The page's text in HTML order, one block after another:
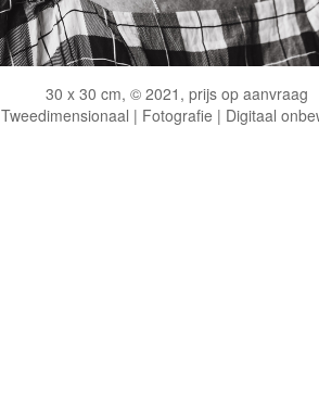
30 x 30 cm, © 2021, prijs op aanvraag
Tweedimensionaal | Fotografie | Digitaal